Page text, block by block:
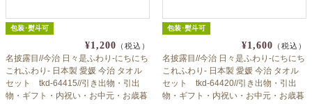
包装･熨斗可
¥1,200 （税込）
名披露目//今治 日々是ふわり-にちにち
これふわり- 日本製 愛媛 今治 タオル
セット tkd-64415//引き出物・引出
物・ギフト・内祝い・お中元・お歳暮
包装･熨斗可
¥1,600 （税込）
名披露目//今治 日々是ふわり-にちにち
これふわり- 日本製 愛媛 今治 タオル
セット tkd-64420//引き出物・引出
物・ギフト・内祝い・お中元・お歳暮